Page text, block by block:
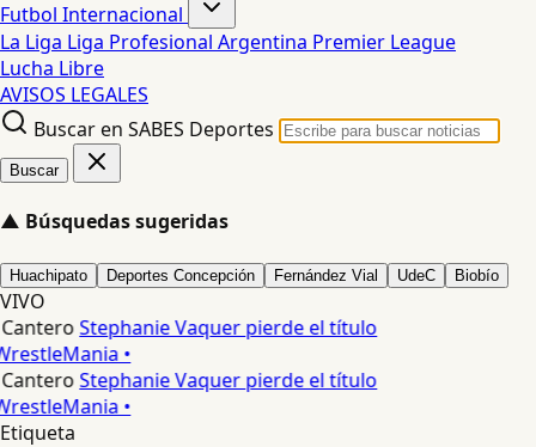
Futbol Internacional
La Liga Liga Profesional Argentina Premier League
Lucha Libre
AVISOS LEGALES
Buscar en SABES Deportes
Buscar
▲ Búsquedas sugeridas
Huachipato Deportes Concepción Fernández Vial UdeC Biobío
VIVO
Stephanie Vaquer pierde el título
•
Stephanie Vaquer pierde el título
•
Etiqueta